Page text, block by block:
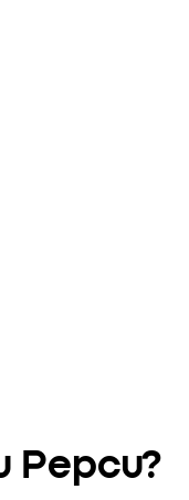
Pepcu?